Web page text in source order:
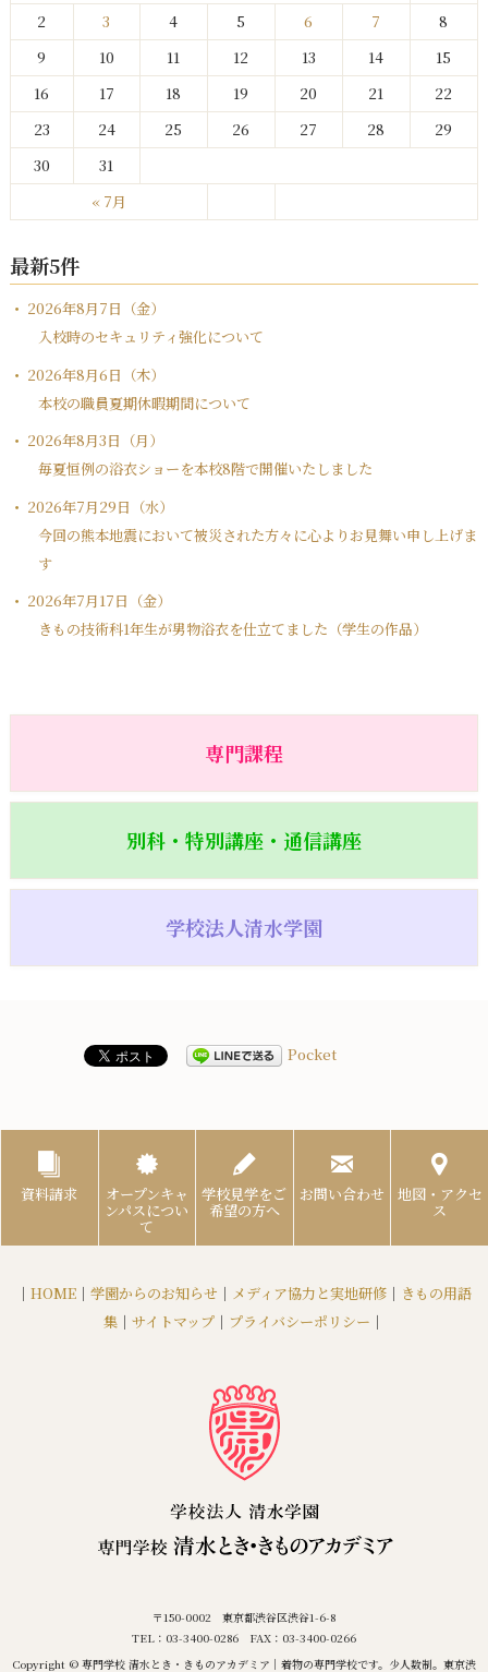
« 7月
2
3 4 5 6 7
8
9
10 11 12 13 14
15
16
17 18 19 20 21
22
23
24 25 26 27 28
29
30
31
最新5件
2026年8月7日（金）
入校時のセキュリティ強化について
2026年8月6日（木）
本校の職員夏期休暇期間について
2026年8月3日（月）
毎夏恒例の浴衣ショーを本校8階で開催いたしました
2026年7月29日（水）
今回の熊本地震において被災された方々に心よりお見舞い申し上げま
す
2026年7月17日（金）
きもの技術科1年生が男物浴衣を仕立てました（学生の作品）
専門課程
別科・特別講座・通信講座
学校法人清水学園
Pocket
資料請求 オープンキャ
ンパスについ
て
学校見学をご
希望の方へ
お問い合わせ 地図・アクセ
ス
｜ HOME ｜ 学園からのお知らせ ｜ メディア協力と実地研修 ｜ きもの用語
集 ｜ サイトマップ ｜ プライバシーポリシー ｜
〒150-0002 東京都渋谷区渋谷1-6-8
TEL：03-3400-0286 FAX：03-3400-0266
Copyright © 専門学校 清水とき・きものアカデミア｜着物の専門学校です。少人数制。東京渋